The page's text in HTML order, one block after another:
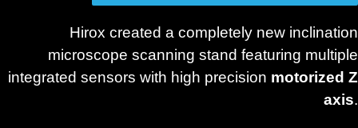
Hirox created a completely new inclination
microscope scanning stand featuring multiple
integrated sensors with high precision motorized Z
axis.